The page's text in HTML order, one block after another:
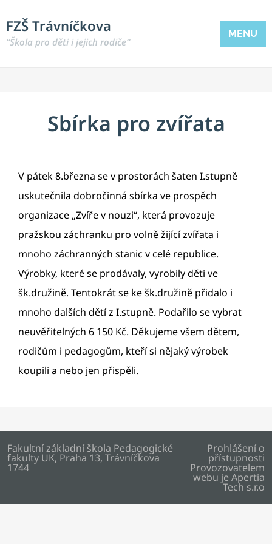
FZŠ Trávníčkova
“Škola pro děti i jejich rodiče“
MENU
Sbírka pro zvířata
V pátek 8.března se v prostorách šaten I.stupně
uskutečnila dobročinná sbírka ve prospěch
organizace „Zvíře v nouzi“, která provozuje
pražskou záchranku pro volně žijící zvířata i
mnoho záchranných stanic v celé republice.
Výrobky, které se prodávaly, vyrobily děti ve
šk.družině. Tentokrát se ke šk.družině přidalo i
mnoho dalších dětí z I.stupně. Podařilo se vybrat
neuvěřitelných 6 150 Kč. Děkujeme všem dětem,
rodičům i pedagogům, kteří si nějaký výrobek
koupili a nebo jen přispěli.
Fakultní základní škola Pedagogické
fakulty UK, Praha 13, Trávníčkova
1744
Prohlášení o
přístupnosti
Provozovatelem
webu je Apertia
Tech s.r.o